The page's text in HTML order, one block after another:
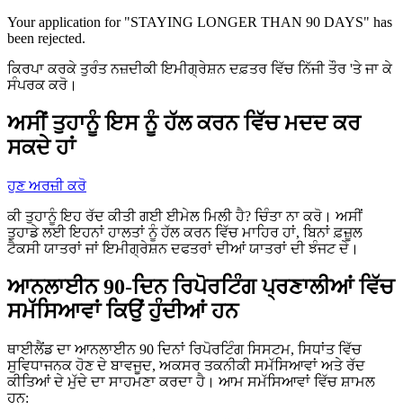
Your application for "STAYING LONGER THAN 90 DAYS" has
been rejected.
ਕਿਰਪਾ ਕਰਕੇ ਤੁਰੰਤ ਨਜ਼ਦੀਕੀ ਇਮੀਗ੍ਰੇਸ਼ਨ ਦਫ਼ਤਰ ਵਿੱਚ ਨਿੱਜੀ ਤੌਰ 'ਤੇ ਜਾ ਕੇ
ਸੰਪਰਕ ਕਰੋ।
ਅਸੀਂ ਤੁਹਾਨੂੰ ਇਸ ਨੂੰ ਹੱਲ ਕਰਨ ਵਿੱਚ ਮਦਦ ਕਰ
ਸਕਦੇ ਹਾਂ
ਹੁਣ ਅਰਜ਼ੀ ਕਰੋ
ਕੀ ਤੁਹਾਨੂੰ ਇਹ ਰੱਦ ਕੀਤੀ ਗਈ ਈਮੇਲ ਮਿਲੀ ਹੈ? ਚਿੰਤਾ ਨਾ ਕਰੋ। ਅਸੀਂ
ਤੁਹਾਡੇ ਲਈ ਇਹਨਾਂ ਹਾਲਤਾਂ ਨੂੰ ਹੱਲ ਕਰਨ ਵਿੱਚ ਮਾਹਿਰ ਹਾਂ, ਬਿਨਾਂ ਫ਼ਜ਼ੂਲ
ਟੈਕਸੀ ਯਾਤਰਾਂ ਜਾਂ ਇਮੀਗ੍ਰੇਸ਼ਨ ਦਫਤਰਾਂ ਦੀਆਂ ਯਾਤਰਾਂ ਦੀ ਝੰਜਟ ਦੇ।
ਆਨਲਾਈਨ 90-ਦਿਨ ਰਿਪੋਰਟਿੰਗ ਪ੍ਰਣਾਲੀਆਂ ਵਿੱਚ
ਸਮੱਸਿਆਵਾਂ ਕਿਉਂ ਹੁੰਦੀਆਂ ਹਨ
ਥਾਈਲੈਂਡ ਦਾ ਆਨਲਾਈਨ 90 ਦਿਨਾਂ ਰਿਪੋਰਟਿੰਗ ਸਿਸਟਮ, ਸਿਧਾਂਤ ਵਿੱਚ
ਸੁਵਿਧਾਜਨਕ ਹੋਣ ਦੇ ਬਾਵਜੂਦ, ਅਕਸਰ ਤਕਨੀਕੀ ਸਮੱਸਿਆਵਾਂ ਅਤੇ ਰੱਦ
ਕੀਤਿਆਂ ਦੇ ਮੁੱਦੇ ਦਾ ਸਾਹਮਣਾ ਕਰਦਾ ਹੈ। ਆਮ ਸਮੱਸਿਆਵਾਂ ਵਿੱਚ ਸ਼ਾਮਲ
ਹਨ: